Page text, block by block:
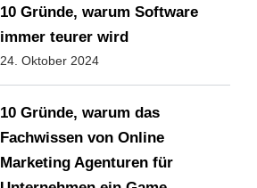
10 Gründe, warum Software
immer teurer wird
24. Oktober 2024
10 Gründe, warum das
Fachwissen von Online
Marketing Agenturen für